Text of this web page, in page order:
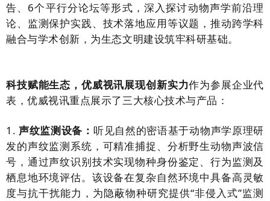
告、6个平行分论坛等形式，深入探讨动物声学前沿理
论、监测保护实践、技术落地应用等议题，推动跨学科
融合与学术创新，为生态文明建设筑牢科研基础。
科技赋能生态，优威视讯展现创新实力作为参展企业代
表，优威视讯重点展示了三大核心技术与产品：
1. 声纹监测设备： 听见自然的密语基于动物声学原理研
发的声纹监测系统，可精准捕捉、分析野生动物声波信
号，通过声纹识别技术实现物种身份鉴定、行为监测及
栖息地环境评估。该设备在复杂自然环境中具备高灵敏
度与抗干扰能力，为隐蔽物种研究提供“非侵入式”监测